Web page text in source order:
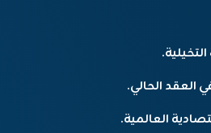
العقد الحالي.
العالمية.